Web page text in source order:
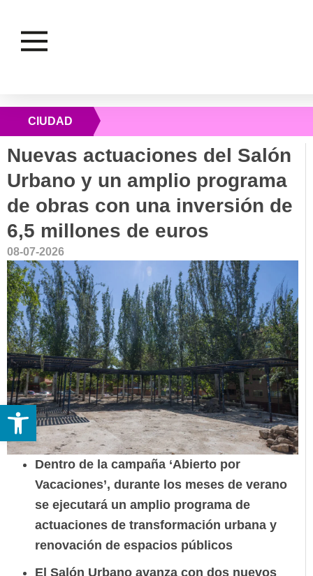
CIUDAD
Nuevas actuaciones del Salón
Urbano y un amplio programa
de obras con una inversión de
6,5 millones de euros
08-07-2026
Dentro de la campaña ‘Abierto por
Vacaciones’, durante los meses de verano
se ejecutará un amplio programa de
actuaciones de transformación urbana y
renovación de espacios públicos
El Salón Urbano avanza con dos nuevos
Abrir barra de herramientas